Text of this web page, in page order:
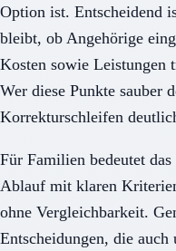
Option ist. Entscheidend
bleibt, ob Angehörige
Kosten sowie Leistungen
Wer diese Punkte sauber
Korrekturschleifen
Für Familien bedeutet
Ablauf mit klaren
ohne Vergleichbarkeit.
Entscheidungen, die